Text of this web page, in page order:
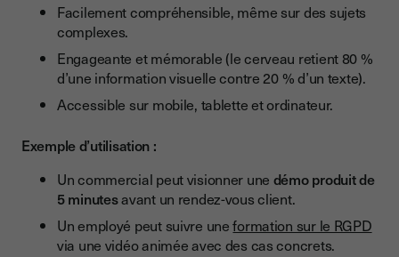
Facilement compréhensible, même sur des sujets
complexes.
Engageante et mémorable (le cerveau retient 80 %
d’une information visuelle contre 20 % d’un texte).
Accessible sur mobile, tablette et ordinateur.
Exemple d’utilisation :
Un commercial peut visionner une démo produit de
5 minutesavant un rendez-vous client.
Un employé peut suivre uneformation sur le RGPD
via une vidéo animée avec des cas concrets.